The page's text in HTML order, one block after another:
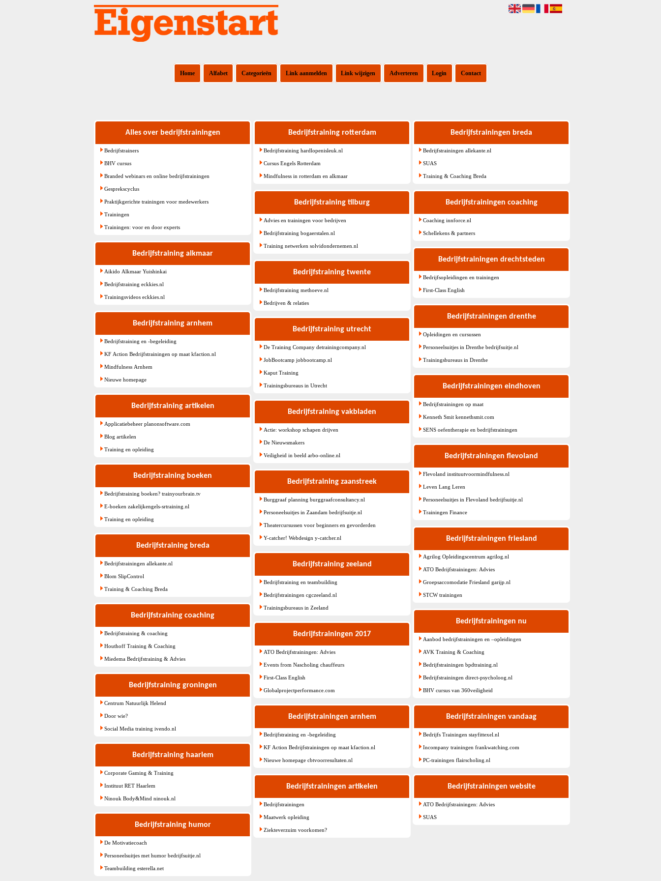
Home Alfabet Categorieën Link aanmelden Link wijzigen Adverteren Login Contact
Alles over bedrijfstrainingen
Bedrijfstrainers
BHV cursus
Branded webinars en online bedrijfstrainingen
Gesprekscyclus
Praktijkgerichte trainingen voor medewerkers
Trainingen
Trainingen: voor en door experts
Bedrijfstraining alkmaar
Aikido Alkmaar Yuishinkai
Bedrijfstraining eckkies.nl
Trainingsvideos eckkies.nl
Bedrijfstraining arnhem
Bedrijfstraining en -begeleiding
KF Action Bedrijfstrainingen op maat kfaction.nl
Mindfulness Arnhem
Nieuwe homepage
Bedrijfstraining artikelen
Applicatiebeheer planonsoftware.com
Blog artikelen
Training en opleiding
Bedrijfstraining boeken
Bedrijfstraining boeken? trainyourbrain.tv
E-boeken zakelijkengels-srtraining.nl
Training en opleiding
Bedrijfstraining breda
Bedrijfstrainingen allekante.nl
Blom SlipControl
Training & Coaching Breda
Bedrijfstraining coaching
Bedrijfstraining & coaching
Houthoff Training & Coaching
Miedema Bedrijfstraining & Advies
Bedrijfstraining groningen
Centrum Natuurlijk Helend
Door wie?
Social Media training ivendo.nl
Bedrijfstraining haarlem
Corporate Gaming & Training
Instituut RET Haarlem
Ninouk Body&Mind ninouk.nl
Bedrijfstraining humor
De Motivatiecoach
Personeelsuitjes met humor bedrijfsuitje.nl
Teambuilding esterella.net
Bedrijfstraining rotterdam
Bedrijfstraining hardlopenisleuk.nl
Cursus Engels Rotterdam
Mindfulness in rotterdam en alkmaar
Bedrijfstraining tilburg
Advies en trainingen voor bedrijven
Bedrijfstraining bogaerstalen.nl
Training netwerken solvidondernemen.nl
Bedrijfstraining twente
Bedrijfstraining methoeve.nl
Bedrijven & relaties
Bedrijfstraining utrecht
De Training Company detrainingcompany.nl
JobBootcamp jobbootcamp.nl
Kaput Training
Trainingsbureaus in Utrecht
Bedrijfstraining vakbladen
Actie: workshop schapen drijven
De Nieuwsmakers
Veiligheid in beeld arbo-online.nl
Bedrijfstraining zaanstreek
Burggraaf planning burggraafconsultancy.nl
Personeelsuitjes in Zaandam bedrijfsuitje.nl
Theatercursussen voor beginners en gevorderden
Y-catcher! Webdesign y-catcher.nl
Bedrijfstraining zeeland
Bedrijfstraining en teambuilding
Bedrijfstrainingen cgczeeland.nl
Trainingsbureaus in Zeeland
Bedrijfstrainingen 2017
ATO Bedrijfstrainingen: Advies
Events from Nascholing chauffeurs
First-Class English
Globalprojectperformance.com
Bedrijfstrainingen arnhem
Bedrijfstraining en -begeleiding
KF Action Bedrijfstrainingen op maat kfaction.nl
Nieuwe homepage cbtvoorresultaten.nl
Bedrijfstrainingen artikelen
Bedrijfstrainingen
Maatwerk opleiding
Ziekteverzuim voorkomen?
Bedrijfstrainingen breda
Bedrijfstrainingen allekante.nl
SUAS
Training & Coaching Breda
Bedrijfstrainingen coaching
Coaching innforce.nl
Schellekens & partners
Bedrijfstrainingen drechtsteden
Bedrijfsopleidingen en trainingen
First-Class English
Bedrijfstrainingen drenthe
Opleidingen en cursussen
Personeelsuitjes in Drenthe bedrijfsuitje.nl
Trainingsbureaus in Drenthe
Bedrijfstrainingen eindhoven
Bedrijfstrainingen op maat
Kenneth Smit kennethsmit.com
SENS oefentherapie en bedrijfstrainingen
Bedrijfstrainingen flevoland
Flevoland instituutvoormindfulness.nl
Leven Lang Leren
Personeelsuitjes in Flevoland bedrijfsuitje.nl
Trainingen Finance
Bedrijfstrainingen friesland
Agrilog Opleidingscentrum agrilog.nl
ATO Bedrijfstrainingen: Advies
Groepsaccomodatie Friesland garijp.nl
STCW trainingen
Bedrijfstrainingen nu
Aanbod bedrijfstrainingen en –opleidingen
AVK Training & Coaching
Bedrijfstrainingen bpdtraining.nl
Bedrijfstrainingen direct-psycholoog.nl
BHV cursus van 360veiligheid
Bedrijfstrainingen vandaag
Bedrijfs Trainingen stayfittexel.nl
Incompany trainingen frankwatching.com
PC-trainingen flairscholing.nl
Bedrijfstrainingen website
ATO Bedrijfstrainingen: Advies
SUAS